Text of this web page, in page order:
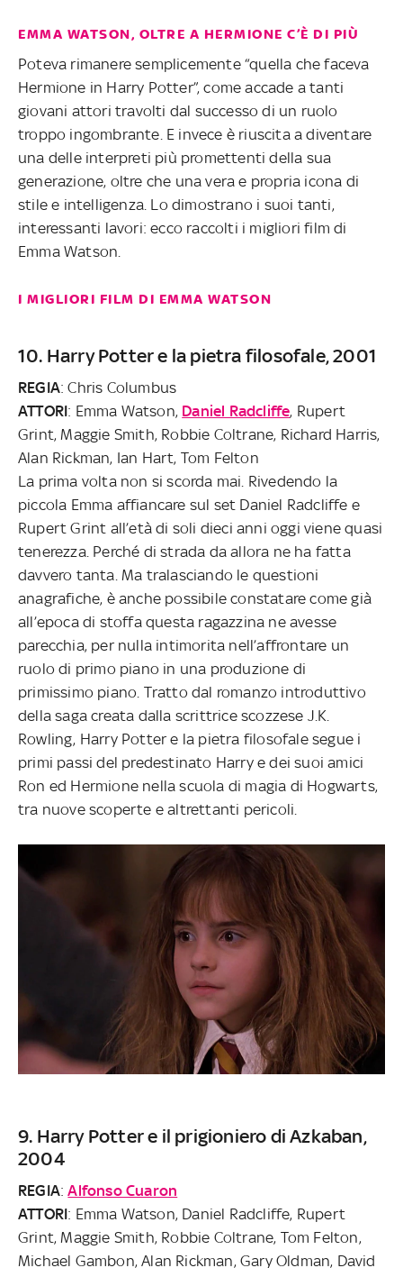
EMMA WATSON, OLTRE A HERMIONE C’È DI PIÙ
Poteva rimanere semplicemente “quella che faceva
Hermione in Harry Potter”, come accade a tanti
giovani attori travolti dal successo di un ruolo
troppo ingombrante. E invece è riuscita a diventare
una delle interpreti più promettenti della sua
generazione, oltre che una vera e propria icona di
stile e intelligenza. Lo dimostrano i suoi tanti,
interessanti lavori: ecco raccolti i migliori film di
Emma Watson.
I MIGLIORI FILM DI EMMA WATSON
10. Harry Potter e la pietra filosofale, 2001
REGIA: Chris Columbus
ATTORI: Emma Watson, Daniel Radcliffe, Rupert
Grint, Maggie Smith, Robbie Coltrane, Richard Harris,
Alan Rickman, Ian Hart, Tom Felton
La prima volta non si scorda mai. Rivedendo la
piccola Emma affiancare sul set Daniel Radcliffe e
Rupert Grint all’età di soli dieci anni oggi viene quasi
tenerezza. Perché di strada da allora ne ha fatta
davvero tanta. Ma tralasciando le questioni
anagrafiche, è anche possibile constatare come già
all’epoca di stoffa questa ragazzina ne avesse
parecchia, per nulla intimorita nell’affrontare un
ruolo di primo piano in una produzione di
primissimo piano. Tratto dal romanzo introduttivo
della saga creata dalla scrittrice scozzese J.K.
Rowling, Harry Potter e la pietra filosofale segue i
primi passi del predestinato Harry e dei suoi amici
Ron ed Hermione nella scuola di magia di Hogwarts,
tra nuove scoperte e altrettanti pericoli.
9. Harry Potter e il prigioniero di Azkaban,
2004
REGIA:Alfonso Cuaron
ATTORI: Emma Watson, Daniel Radcliffe, Rupert
Grint, Maggie Smith, Robbie Coltrane, Tom Felton,
Michael Gambon, Alan Rickman, Gary Oldman, David